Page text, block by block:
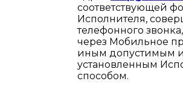
соответствующей
Исполнителя,
телефонного
через Мобильное
иным допустимым и
установленным
способом.